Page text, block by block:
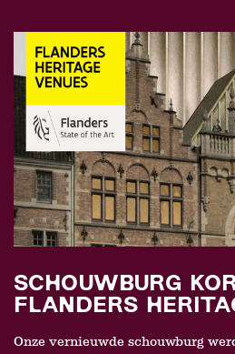
SCHOUWBURG
FLANDERS
Onze vernieuwde schouwburg